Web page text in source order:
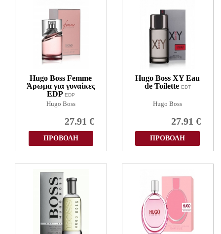
Hugo Boss Femme
Άρωμα για γυναίκες
EDP EDP
Hugo Boss
27.91 €
ΠΡΟΒΟΛΗ
Hugo Boss XY Eau
de Toilette EDT
Hugo Boss
27.91 €
ΠΡΟΒΟΛΗ